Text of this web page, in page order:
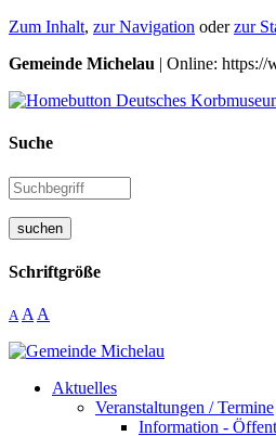
Zum Inhalt, zur Navigation oderzur
Gemeinde Michelau | Online: https://
Suche
suchen
Schriftgröße
A A A
Aktuelles
Veranstaltungen / Termine
Information -